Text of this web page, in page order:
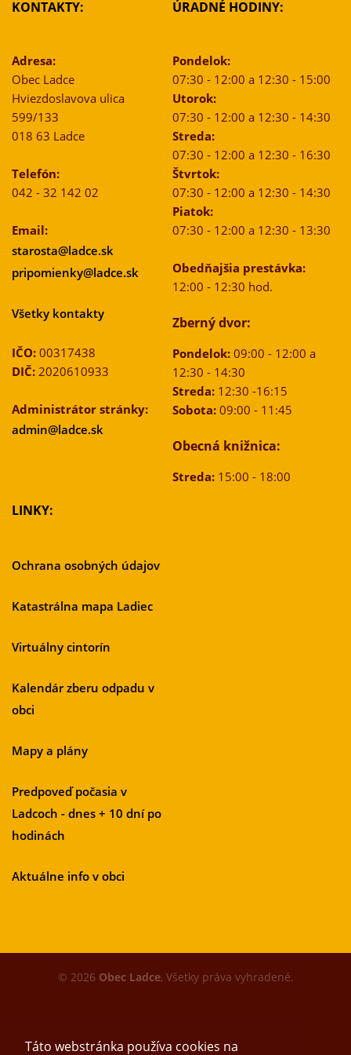
Táto webstránka používa cookies na
KONTAKTY:
Adresa:
Obec Ladce
Hviezdoslavova ulica
599/133
018 63 Ladce
Telefón:
042 - 32 142 02
Email:
starosta@ladce.sk
pripomienky@ladce.sk
Všetky kontakty
IČO: 00317438
DIČ: 2020610933
Administrátor stránky:
admin@ladce.sk
ÚRADNÉ HODINY:
Pondelok:
07:30 - 12:00 a 12:30 - 15:00
Utorok:
07:30 - 12:00 a 12:30 - 14:30
Streda:
07:30 - 12:00 a 12:30 - 16:30
Štvrtok:
07:30 - 12:00 a 12:30 - 14:30
Piatok:
07:30 - 12:00 a 12:30 - 13:30
Obedňajšia prestávka:
12:00 - 12:30 hod.
Zberný dvor:
Pondelok:09:00 - 12:00 a
12:30 - 14:30
Streda:12:30 -16:15
Sobota:09:00 - 11:45
Obecná knižnica:
Streda:15:00 - 18:00
LINKY:
Ochrana osobných údajov
Katastrálna mapa Ladiec
Virtuálny cintorín
Kalendár zberu odpadu v
obci
Mapy a plány
Predpoveď počasia v
Ladcoch - dnes + 10 dní po
hodinách
Aktuálne info v obci
© 2026 Obec Ladce, Všetky práva vyhradené.